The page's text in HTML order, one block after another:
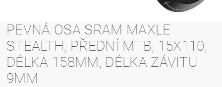
PEVNÁ OSA SRAM MAXLE
STEALTH, PŘEDNÍ MTB, 15X110,
DÉLKA 158MM, DÉLKA ZÁVITU
9MM